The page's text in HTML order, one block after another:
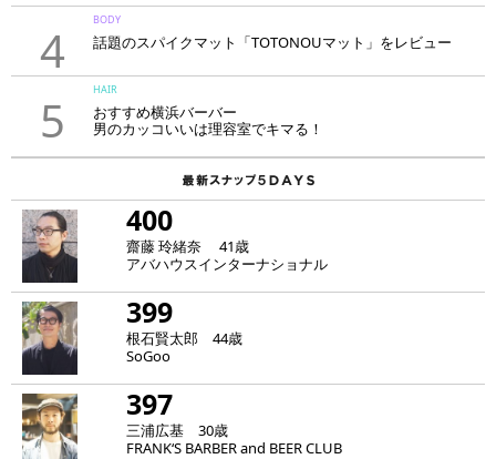
4
BODY
話題のスパイクマット「TOTONOUマット」をレビュー
5
HAIR
おすすめ横浜バーバー
男のカッコいいは理容室でキマる！
400
齋藤 玲緒奈 41歳
アバハウスインターナショナル
399
根石賢太郎 44歳
SoGoo
397
三浦広基 30歳
FRANK‘S BARBER and BEER CLUB